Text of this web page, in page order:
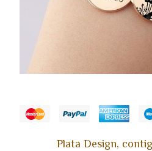
Plata Design,